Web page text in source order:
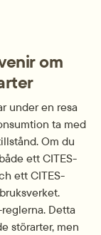
om
under en resa
ta med
Om du
ett CITES-
ett CITES-
Detta
störarter, men